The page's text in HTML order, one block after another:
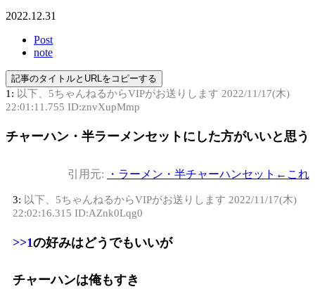
2022.12.31
Post
note
記事のタイトルとURLをコピーする
1: 以下、5ちゃんねるからVIPがお送りします 2022/11/17(木)
22:01:11.755 ID:znvXupMmp
チャーハン・半ラーメンセットにした方がいいと思う
引用元: ・ラーメン・半チャーハンセット←これ
3: 以下、5ちゃんねるからVIPがお送りします 2022/11/17(木)
22:02:16.315 ID:AZnk0Lqg0
>>1の好みはどうでもいいが
チャーハンは俺もすき